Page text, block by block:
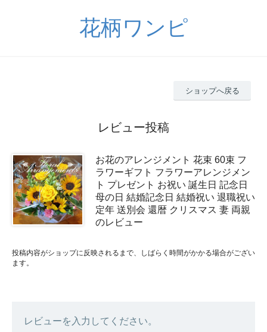
花柄ワンピ
ショップへ戻る
レビュー投稿
お花のアレンジメント 花束 60束 フ
ラワーギフト フラワーアレンジメン
ト プレゼント お祝い 誕生日 記念日
母の日 結婚記念日 結婚祝い 退職祝い
定年 送別会 還暦 クリスマス 妻 両親
のレビュー
投稿内容がショップに反映されるまで、しばらく時間がかかる場合がござい
ます。
レビューを入力してください。